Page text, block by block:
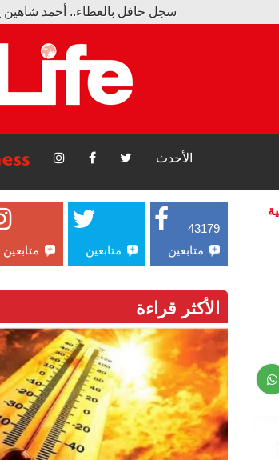
سجل حافل بالعطاء.. أحمد شاهين يتقدم لرئاسة
الأحدث
43179
متابعين
متابعين متابعين
الأكثر قراءة